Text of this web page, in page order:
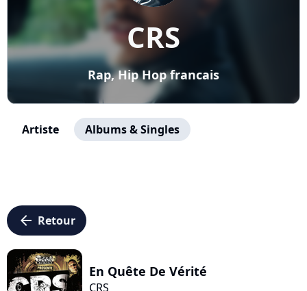
CRS
Rap, Hip Hop francais
Artiste Albums & Singles
arrow_left Retour
En Quête De Vérité
CRS